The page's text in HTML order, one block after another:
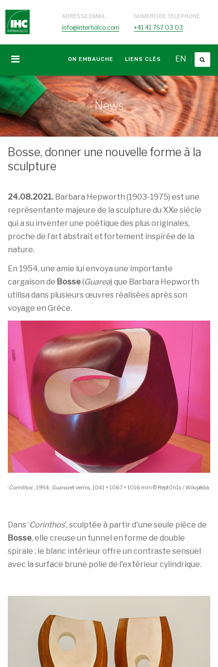
ADRESSE EMAIL
info@interholco.com
NUMERO DE TELEPHONE
+41 41 767 03 03
EN
ON EMBAUCHE LIENS CLÈS
News
Bosse, donner une nouvelle forme à la
sculpture
24.08.2021. Barbara Hepworth (1903-1975) est une
représentante majeure de la sculpture du XXe siècle
qui a su inventer une poétique des plus originales,
proche de l’art abstrait et fortement inspirée de la
nature.
En 1954, une amie lui envoya une importante
cargaison de Bosse(Guarea) que Barbara Hepworth
utilisa dans plusieurs œuvres réalisées après son
voyage en Grèce.
‘Corinthos’, 1954, Guareaet vernis, 1041 × 1067 × 1016 mm © Rept0n1x / Wikipédia
Dans ‘Corinthos’, sculptée à partir d'une seule pièce de
Bosse, elle creuse un tunnel en forme de double
spirale ; le blanc intérieur offre un contraste sensuel
avec la surface brune polie de l'extérieur cylindrique.